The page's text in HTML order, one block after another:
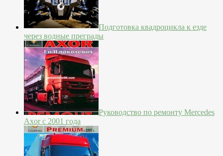
Подготовка квадроцикла к езде
через водные преграды
Руководство по ремонту Mercedes
Axor с 2001 года